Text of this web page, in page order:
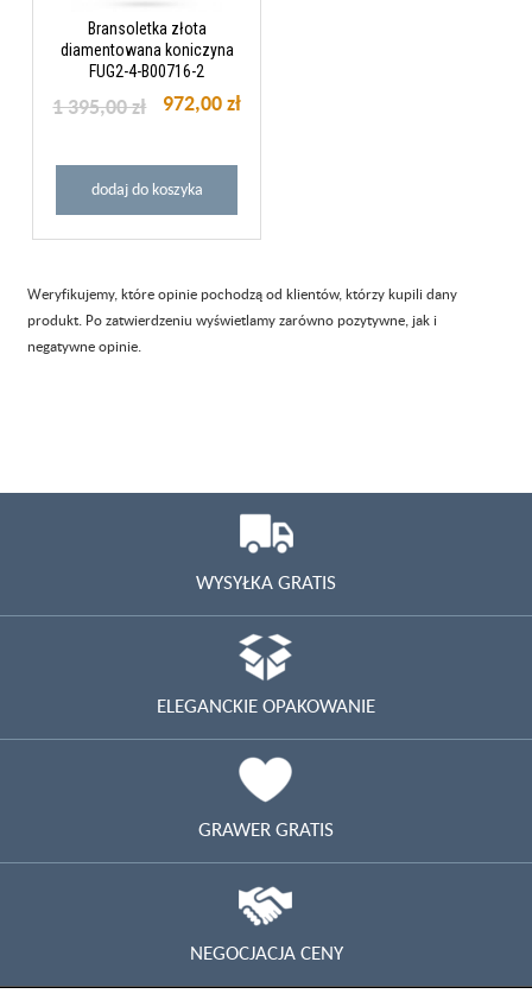
Bransoletka złota
diamentowana koniczyna
FUG2-4-B00716-2
972,00 zł
1 395,00 zł
dodaj do koszyka
Weryfikujemy, które opinie pochodzą od klientów, którzy kupili dany
produkt. Po zatwierdzeniu wyświetlamy zarówno pozytywne, jak i
negatywne opinie.
WYSYŁKA GRATIS
ELEGANCKIE OPAKOWANIE
GRAWER GRATIS
NEGOCJACJA CENY